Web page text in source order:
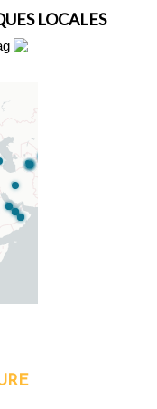
LOCALES